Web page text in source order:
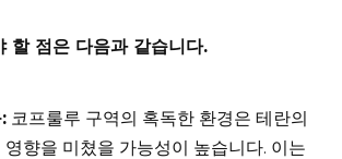
할 점은 다음과 같습니다.
코프룰루 구역의 혹독한 환경은 테란의
향을 미쳤을 가능성이 높습니다. 이는